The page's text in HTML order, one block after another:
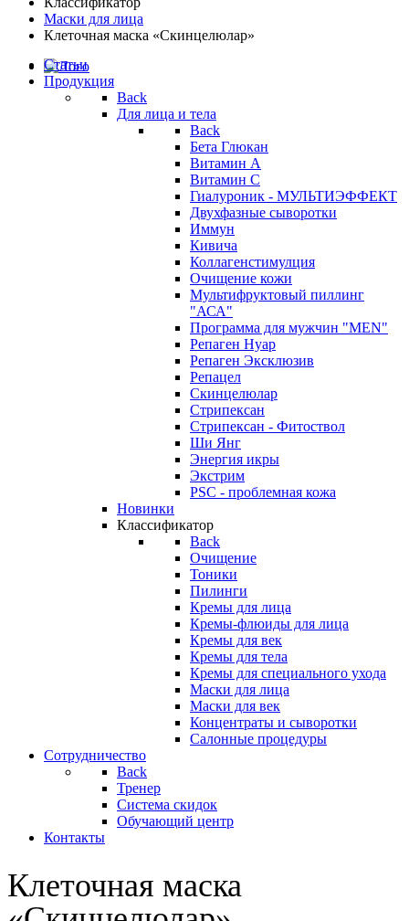
Маски для лица
Клеточная маска «Скинцелюлар»
Статьи
Продукция
Back
Для лица и тела
Back
Бета Глюкан
Витамин А
Витамин С
Гиалуроник - МУЛЬТИЭФФЕКТ
Двухфазные сыворотки
Иммун
Кивича
Коллагенстимулция
Очищение кожи
Мультифруктовый пиллинг
"АСА"
Программа для мужчин "MEN"
Репаген Нуар
Репаген Эксклюзив
Репацел
Скинцелюлар
Стрипексан
Стрипексан - Фитоствол
Ши Янг
Энергия икры
Экстрим
PSC - проблемная кожа
Новинки
Классификатор
Back
Очищение
Тоники
Пилинги
Кремы для лица
Кремы-флюиды для лица
Кремы для век
Кремы для тела
Кремы для специального ухода
Маски для лица
Маски для век
Концентраты и сыворотки
Салонные процедуры
Сотрудничество
Back
Тренер
Система скидок
Обучающий центр
Контакты
Клеточная маска